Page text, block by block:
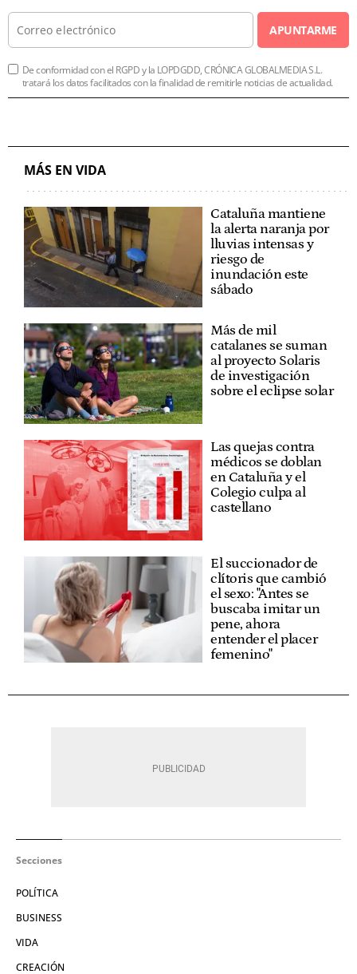
APUNTARME
De conformidad con el RGPD y la LOPDGDD, CRÓNICA GLOBALMEDIA S.L.
tratará los datos facilitados con la finalidad de remitirle noticias de actualidad.
MÁS EN VIDA
Cataluña mantiene
la alerta naranja por
lluvias intensas y
riesgo de
inundación este
sábado
Más de mil
catalanes se suman
al proyecto Solaris
de investigación
sobre el eclipse solar
Las quejas contra
médicos se doblan
en Cataluña y el
Colegio culpa al
castellano
El succionador de
clítoris que cambió
el sexo: "Antes se
buscaba imitar un
pene, ahora
entender el placer
femenino"
Secciones
POLÍTICA
BUSINESS
VIDA
CREACIÓN